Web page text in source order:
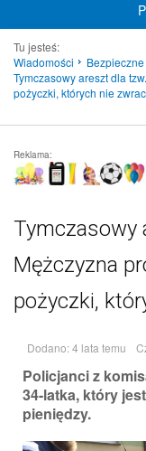
Tu jesteś:
Wiadomości
Tymczasowy areszt dla
pożyczki, których nie
Reklama:
Tymczasowy
Mężczyzna
pożyczki,
Dodano: 4 lata temu
Policjanci z
34-latka, który
pieniędzy.